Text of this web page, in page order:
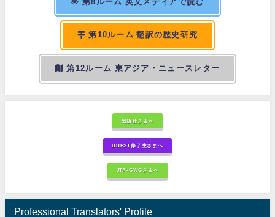
第10ルーム 翻訳の歴史研究
第12ルーム 東アジア・ニュースレター
出版社さまへ
BUPST修了生さまへ
JTA-GWGさまへ
Professional Translators' Profile